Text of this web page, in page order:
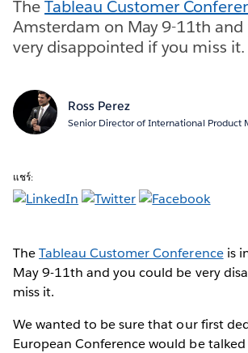
TheTableau Customer
Amsterdam on May 9-11th
very disappointed if you miss it.
Ross Perez
Senior Director of International Product
แชร์:
TheTableau Customer Conferenceis
May 9-11th and you could be very
miss it.
We wanted to be sure that our first
European Conference would be